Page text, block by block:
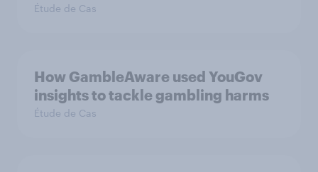
Étude de Cas
How GambleAware used YouGov
insights to tackle gambling harms
Étude de Cas